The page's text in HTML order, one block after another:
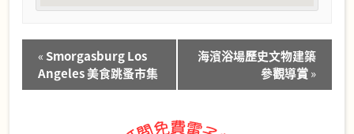
Event
Navigation
« Smorgasburg Los
Angeles 美食跳蚤市集
海濱浴場歷史文物建築
參觀導賞»